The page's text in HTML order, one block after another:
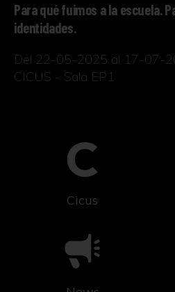
Para qué fuimos a la escuela.
identidades.
Del 22-05-2025 al 17-07-
CICUS - Sala EP1
Cicus